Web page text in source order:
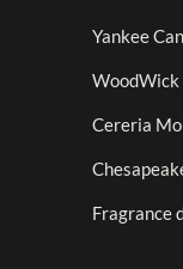
Yankee
WoodWick
Cereria
Fragrance